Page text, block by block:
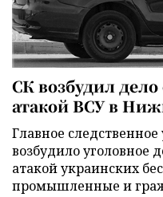
СК возбудил дело
атакой ВСУ в
Главное
возбудило уголовное
атакой украинских
промышленные и